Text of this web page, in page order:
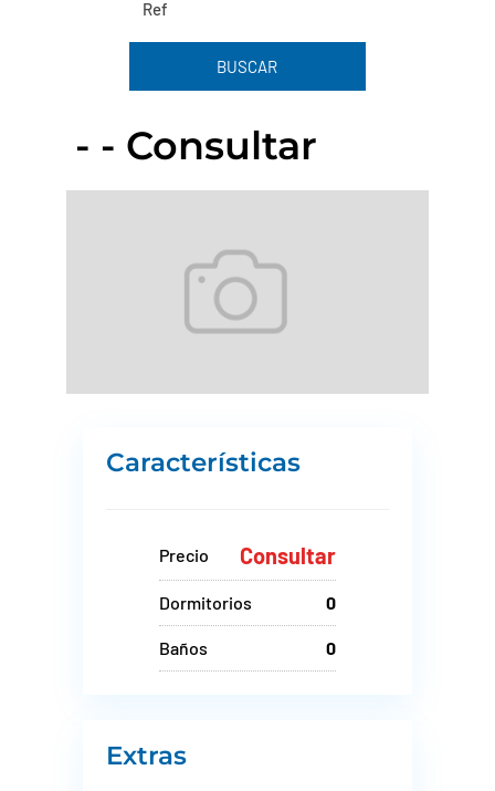
BUSCAR
- - Consultar
Características
Precio Consultar
Dormitorios 0
Baños 0
Extras